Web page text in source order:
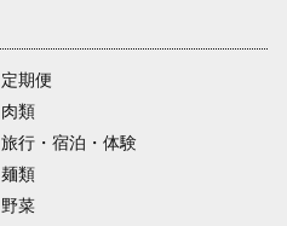
定期便
肉類
旅行・宿泊・体験
麺類
野菜